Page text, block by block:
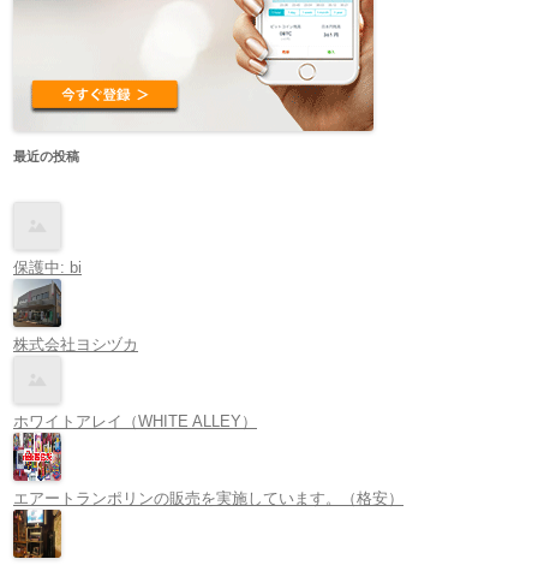
最近の投稿
保護中: bi
株式会社ヨシヅカ
ホワイトアレイ（WHITE ALLEY）
エアートランポリンの販売を実施しています。（格安）